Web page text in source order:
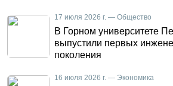
17 июля 2026 г. — Общество
В Горном университете
выпустили первых
поколения
16 июля 2026 г. — Экономика